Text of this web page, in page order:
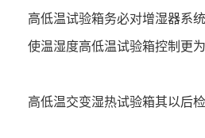
高低温试验箱务必对增湿器系
使温湿度高低温试验箱控制更
高低温交变湿热试验箱其以后